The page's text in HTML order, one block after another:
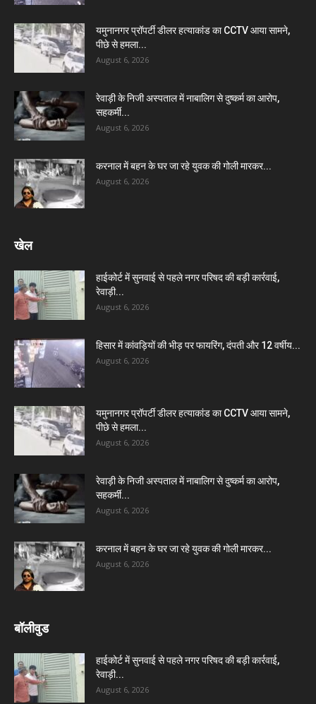
यमुनानगर प्रॉपर्टी डीलर हत्याकांड का CCTV आया सामने,
पीछे से हमला...
August 6, 2026
रेवाड़ी के निजी अस्पताल में नाबालिग से दुष्कर्म का आरोप,
सहकर्मी...
August 6, 2026
करनाल में बहन के घर जा रहे युवक की गोली मारकर...
August 6, 2026
खेल
हाईकोर्ट में सुनवाई से पहले नगर परिषद की बड़ी कार्रवाई,
रेवाड़ी...
August 6, 2026
हिसार में कांवड़ियों की भीड़ पर फायरिंग, दंपती और 12 वर्षीय...
August 6, 2026
यमुनानगर प्रॉपर्टी डीलर हत्याकांड का CCTV आया सामने,
पीछे से हमला...
August 6, 2026
रेवाड़ी के निजी अस्पताल में नाबालिग से दुष्कर्म का आरोप,
सहकर्मी...
August 6, 2026
करनाल में बहन के घर जा रहे युवक की गोली मारकर...
August 6, 2026
बॉलीवुड
हाईकोर्ट में सुनवाई से पहले नगर परिषद की बड़ी कार्रवाई,
रेवाड़ी...
August 6, 2026